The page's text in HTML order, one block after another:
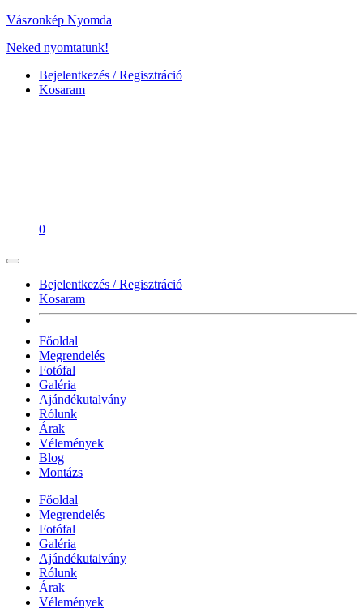
Vászonkép Nyomda
Neked nyomtatunk!
Bejelentkezés / Regisztráció
Kosaram
0
Bejelentkezés / Regisztráció
Kosaram
Főoldal
Megrendelés
Fotófal
Galéria
Ajándékutalvány
Rólunk
Árak
Vélemények
Blog
Montázs
Főoldal
Megrendelés
Fotófal
Galéria
Ajándékutalvány
Rólunk
Árak
Vélemények